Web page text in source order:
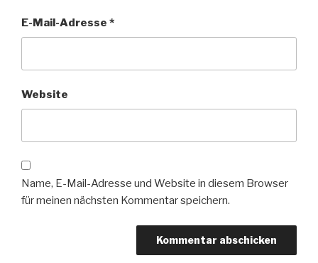
E-Mail-Adresse *
Website
Name, E-Mail-Adresse und Website in diesem Browser
für meinen nächsten Kommentar speichern.